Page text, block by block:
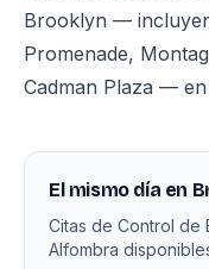
Brooklyn —
Promenade,
Cadman Plaza — en
El mismo día en
Citas de Control de
Alfombra